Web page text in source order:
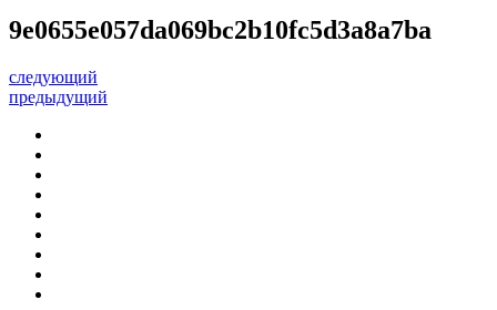
9e0655e057da069bc2b10fc5d3a8a7ba
следующий
предыдущий